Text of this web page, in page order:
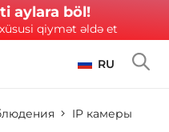
aylara böl!
qiymət əldə et
RU
IP камеры